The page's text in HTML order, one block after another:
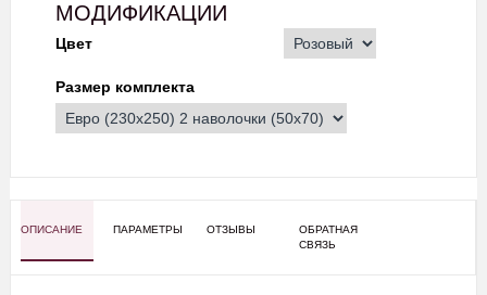
МОДИФИКАЦИИ
Цвет
Размер комплекта
ОПИСАНИЕ ПАРАМЕТРЫ ОТЗЫВЫ
ОБРАТНАЯ
СВЯЗЬ